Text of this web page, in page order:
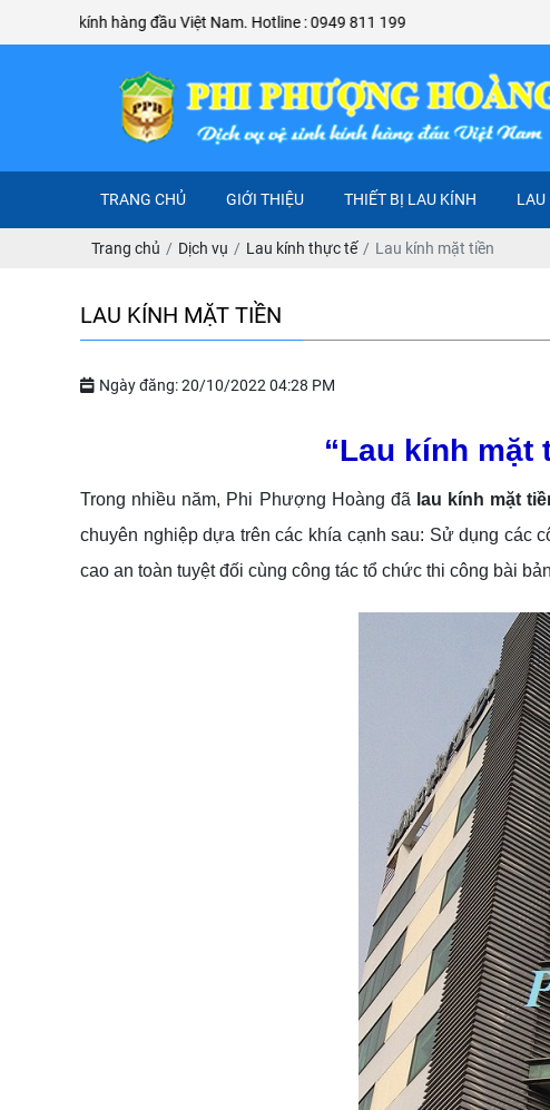
đầu Việt Nam. Hotline : 0949 811 199
TRANG CHỦ GIỚI THIỆU THIẾT BỊ LAU KÍNH LAU
Trang chủ Dịch vụ Lau kính thực tế Lau kính mặt tiền
LAU KÍNH MẶT TIỀN
Ngày đăng: 20/10/2022 04:28 PM
“Lau kính
Trong nhiều năm, Phi Phượng Hoàng đã lau kính mặt
chuyên nghiệp dựa trên các khía cạnh sau: Sử dụng các
cao an toàn tuyệt đối cùng công tác tổ chức thi công bài